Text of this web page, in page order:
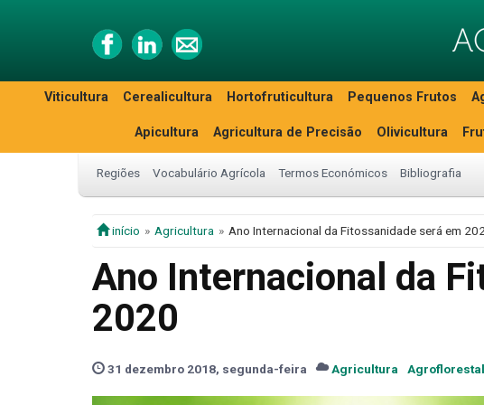
Viticultura Cerealicultura Hortofruticultura Pequenos Frutos
Apicultura Agricultura de Precisão Olivicultura
Regiões Vocabulário Agrícola Termos Económicos Bibliografia
início Agricultura Ano Internacional da Fitossanidade será em
Ano Internacional da
2020
31 dezembro 2018, segunda-feira Agricultura Agroflorestal